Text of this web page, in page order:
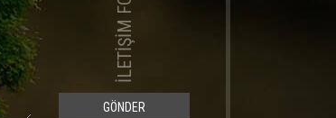
GÖNDER